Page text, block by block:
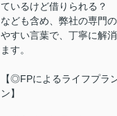
ているけど借りられる？
なども含め、弊社の専門
やすい言葉で、丁寧に解
ます。
【◎FPによるライフプラ
ン】